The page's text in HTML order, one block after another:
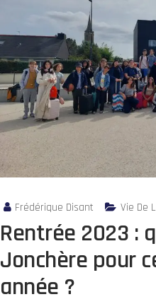
Frédérique Disant Vie De
Rentrée 2023 :
Jonchère pour
année ?